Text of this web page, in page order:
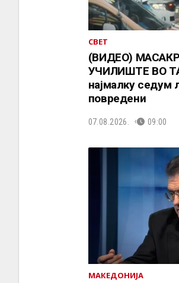
СВЕТ
(ВИДЕО)
УЧИЛИШТЕ ВО
најмалку седум
повредени
07.08.2026. 09:00
МАКЕДОНИЈА